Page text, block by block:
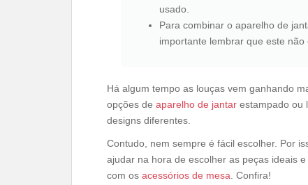
usado.
Para combinar o aparelho de
importante lembrar que este
Há algum tempo as louças vem ganhando
opções de aparelho de jantar estampado ou
designs diferentes.
Contudo, nem sempre é fácil escolher. Por
ajudar na hora de escolher as peças ideais
com os acessórios de mesa . Confira!